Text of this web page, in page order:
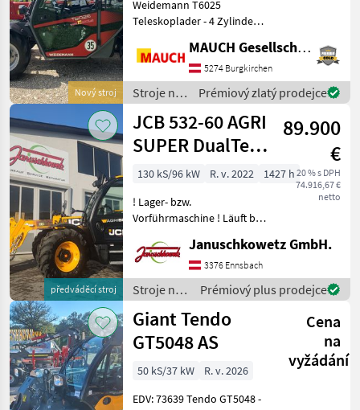
Nový stroj
Weidemann T6025
Teleskoplader - 4 Zylinder
optional) - Kabine mit
Heizung und Lüftung - LED
Arbeitsscheinwerfer (1x
vorne, 1x hint
MAUCH Gesellschaft m.b.H. & Co.KG
5274 Burgkirchen
Stroje na
stavbu /
Weidemann
Prémiový zlatý prodejce
předváděcí stroj
JCB 532-60 AGRI
SUPER DualTec
VT
Teleskoplader
89.900
€
20 % s DPH
74.916,67 €
netto
130 kS/96 kW R. v. 2022
1427 h
! Lager- bzw.
Vorführmaschine ! Läuft bei
VT JCB‐DualTech‐Getriebe
(stufenlos) mit einem
Kegelradgetriebe und
einem mechanischen Lastsc
Januschkowetz GmbH.
3376 Ennsbach
Stroje na
stavbu /
JCB
Prémiový plus prodejce
Giant Tendo
GT5048 AS
Cena
na
vyžádání
50 kS/37 kW
R. v. 2026
EDV: 73639 Tendo GT5048 -